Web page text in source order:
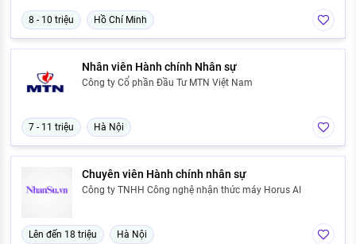
8 - 10 triệu Hồ Chí Minh
Nhân viên Hành chính Nhân sự
Công ty Cổ phần Đầu Tư MTN Việt Nam
7 - 11 triệu Hà Nội
Chuyên viên Hành chính nhân sự
Công ty TNHH Công nghệ nhận thức máy Horus AI
Lên đến 18 triệu Hà Nội